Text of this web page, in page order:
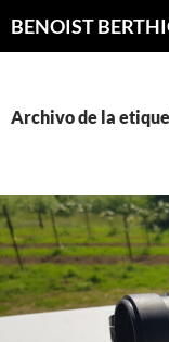
BENOIST
Archivo de la